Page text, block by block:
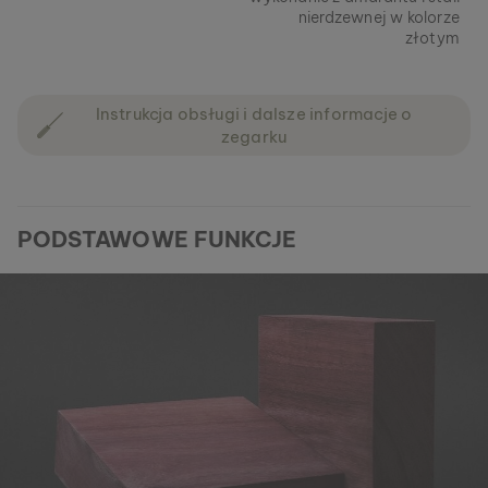
nierdzewnej w kolorze
złotym
Instrukcja obsługi i dalsze informacje o
zegarku
PODSTAWOWE FUNKCJE